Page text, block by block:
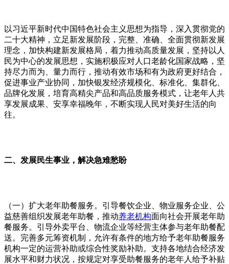
以习近平新时代中国特色社会主义思想为指导，深入贯彻党的
二十大精神，立足新发展阶段，完整、准确、全面贯彻新发展
理念，加快构建新发展格局，着力推动高质量发展，坚持以人
民为中心的发展思想，实施积极应对人口老龄化国家战略，坚
持尽力而为、量力而行，推动有效市场和有为政府更好结合，
促进事业产业协同，加快银发经济规模化、标准化、集群化、
品牌化发展，培育高精尖产品和高品质服务模式，让老年人共
享发展成果、安享幸福晚年，不断实现人民对美好生活的向
往。
二、发展民生事业，解决急难愁盼
（一）扩大老年助餐服务。引导餐饮企业、物业服务企业、公
益慈善组织发展老年助餐，推动养老机构面向社会开展老年助
餐服务。引导外卖平台、物流企业等经营主体参与老年助餐配
送。完善多元筹资机制，允许有条件的地方给予老年助餐服务
机构一定的运营补助或综合性奖励补助。支持各地结合经济发
展水平和财力状况，按规定对享受助餐服务的老年人给予补贴